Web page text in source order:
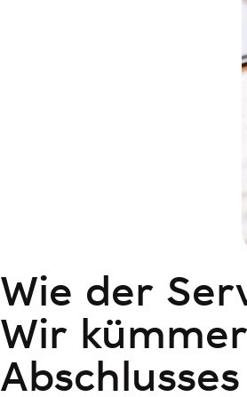
Wie der
Wir